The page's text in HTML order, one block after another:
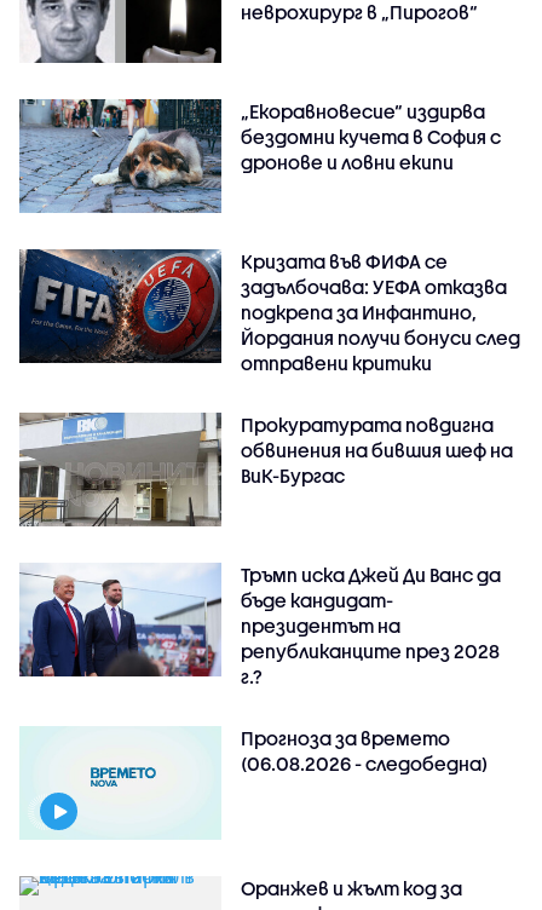
неврохирург в „Пирогов“
„Екоравновесие“ издирва
бездомни кучета в София с
дронове и ловни екипи
Кризата във ФИФА се
задълбочава: УЕФА отказва
подкрепа за Инфантино,
Йордания получи бонуси след
отправени критики
Прокуратурата повдигна
обвинения на бившия шеф на
ВиК-Бургас
Тръмп иска Джей Ди Ванс да
бъде кандидат-
президентът на
републиканците през 2028
г.?
Прогноза за времето
(06.08.2026 - следобедна)
Оранжев и жълт код за